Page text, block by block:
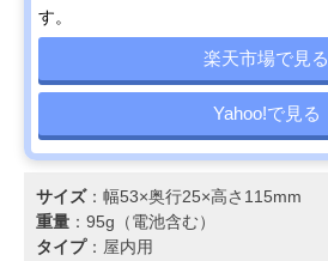
す。
楽天市場で見る
Yahoo!で見る
サイズ：幅53×奥行25×高さ115mm
重量 ：95g（電池含む）
タイプ：屋内用